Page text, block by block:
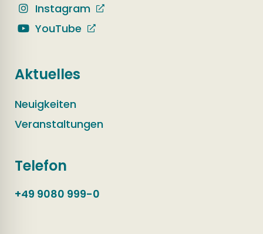
Instagram
YouTube
Aktuelles
Neuigkeiten
Veranstaltungen
Telefon
+49 9080 999-0